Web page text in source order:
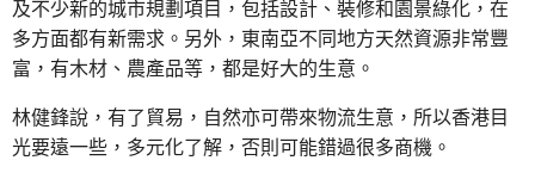
及不少新的城市規劃項目，包括設計、裝修和園景綠化，在
多方面都有新需求。另外，東南亞不同地方天然資源非常豐
富，有木材、農產品等，都是好大的生意。
林健鋒說，有了貿易，自然亦可帶來物流生意，所以香港目
光要遠一些，多元化了解，否則可能錯過很多商機。